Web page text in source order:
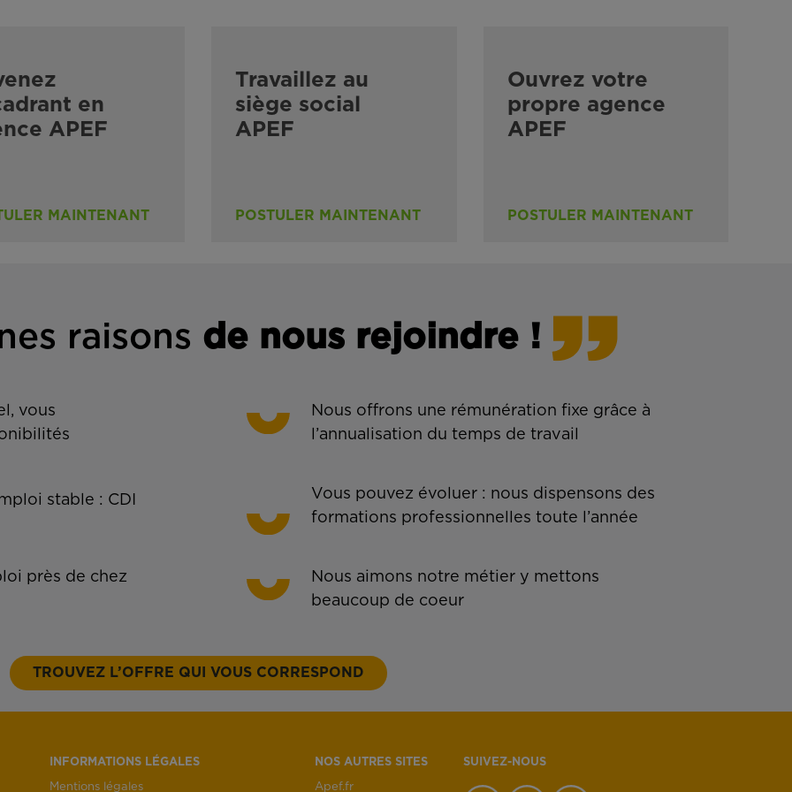
en
APEF
MAINTENANT
Travaillez au
siège social
APEF
POSTULER MAINTENANT
Ouvrez votre
propre agence
APEF
POSTULER MAINTENANT
raisons de nous rejoindre !
vous
Nous offrons une rémunération fixe grâce à
l’annualisation du temps de travail
stable : CDI
Vous pouvez évoluer : nous dispensons des
formations professionnelles toute l’année
près de chez
Nous aimons notre métier y mettons
beaucoup de coeur
TROUVEZ L’OFFRE QUI VOUS CORRESPOND
INFORMATIONS LÉGALES
Mentions légales
NOS AUTRES SITES
Apef.fr
SUIVEZ-NOUS